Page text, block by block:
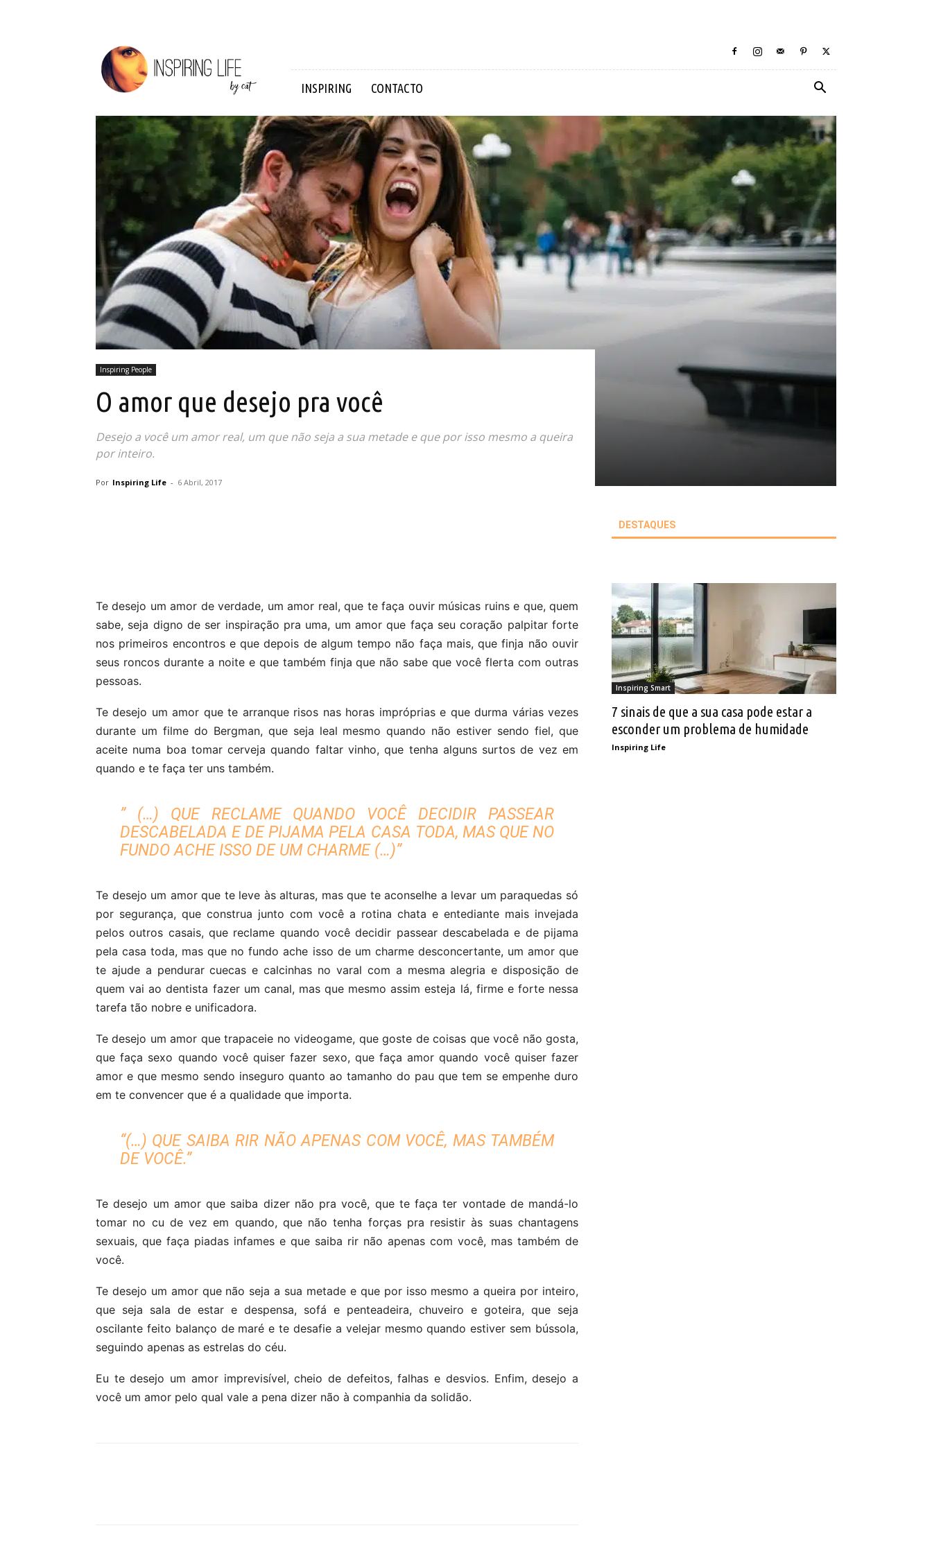
Inspiring
Life
INSPIRING CONTACTO
Inspiring People
O amor que desejo pra você
Desejo a você um amor real, um que não seja a sua metade e que por isso mesmo a queira
por inteiro.
Por Inspiring Life - 6 Abril, 2017
Te desejo um amor de verdade, um amor real, que te faça ouvir músicas ruins e que, quem
sabe, seja digno de ser inspiração pra uma, um amor que faça seu coração palpitar forte
nos primeiros encontros e que depois de algum tempo não faça mais, que finja não ouvir
seus roncos durante a noite e que também finja que não sabe que você flerta com outras
pessoas.
Te desejo um amor que te arranque risos nas horas impróprias e que durma várias vezes
durante um filme do Bergman, que seja leal mesmo quando não estiver sendo fiel, que
aceite numa boa tomar cerveja quando faltar vinho, que tenha alguns surtos de vez em
quando e te faça ter uns também.
” (…) QUE RECLAME QUANDO VOCÊ DECIDIR PASSEAR
DESCABELADA E DE PIJAMA PELA CASA TODA, MAS QUE NO
FUNDO ACHE ISSO DE UM CHARME (…)”
Te desejo um amor que te leve às alturas, mas que te aconselhe a levar um paraquedas só
por segurança, que construa junto com você a rotina chata e entediante mais invejada
pelos outros casais, que reclame quando você decidir passear descabelada e de pijama
pela casa toda, mas que no fundo ache isso de um charme desconcertante, um amor que
te ajude a pendurar cuecas e calcinhas no varal com a mesma alegria e disposição de
quem vai ao dentista fazer um canal, mas que mesmo assim esteja lá, firme e forte nessa
tarefa tão nobre e unificadora.
Te desejo um amor que trapaceie no videogame, que goste de coisas que você não gosta,
que faça sexo quando você quiser fazer sexo, que faça amor quando você quiser fazer
amor e que mesmo sendo inseguro quanto ao tamanho do pau que tem se empenhe duro
em te convencer que é a qualidade que importa.
“(…) QUE SAIBA RIR NÃO APENAS COM VOCÊ, MAS TAMBÉM
DE VOCÊ.”
Te desejo um amor que saiba dizer não pra você, que te faça ter vontade de mandá-lo
tomar no cu de vez em quando, que não tenha forças pra resistir às suas chantagens
sexuais, que faça piadas infames e que saiba rir não apenas com você, mas também de
você.
Te desejo um amor que não seja a sua metade e que por isso mesmo a queira por inteiro,
que seja sala de estar e despensa, sofá e penteadeira, chuveiro e goteira, que seja
oscilante feito balanço de maré e te desafie a velejar mesmo quando estiver sem bússola,
seguindo apenas as estrelas do céu.
Eu te desejo um amor imprevisível, cheio de defeitos, falhas e desvios. Enfim, desejo a
você um amor pelo qual vale a pena dizer não à companhia da solidão.
DESTAQUES
Inspiring Smart
7 sinais de que a sua casa pode estar a
esconder um problema de humidade
Inspiring Life